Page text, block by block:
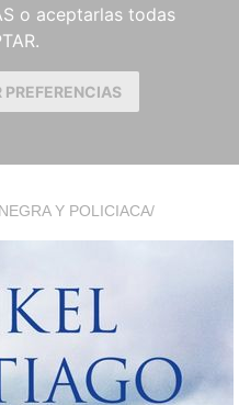
o aceptarlas todas
Y POLICIACA/